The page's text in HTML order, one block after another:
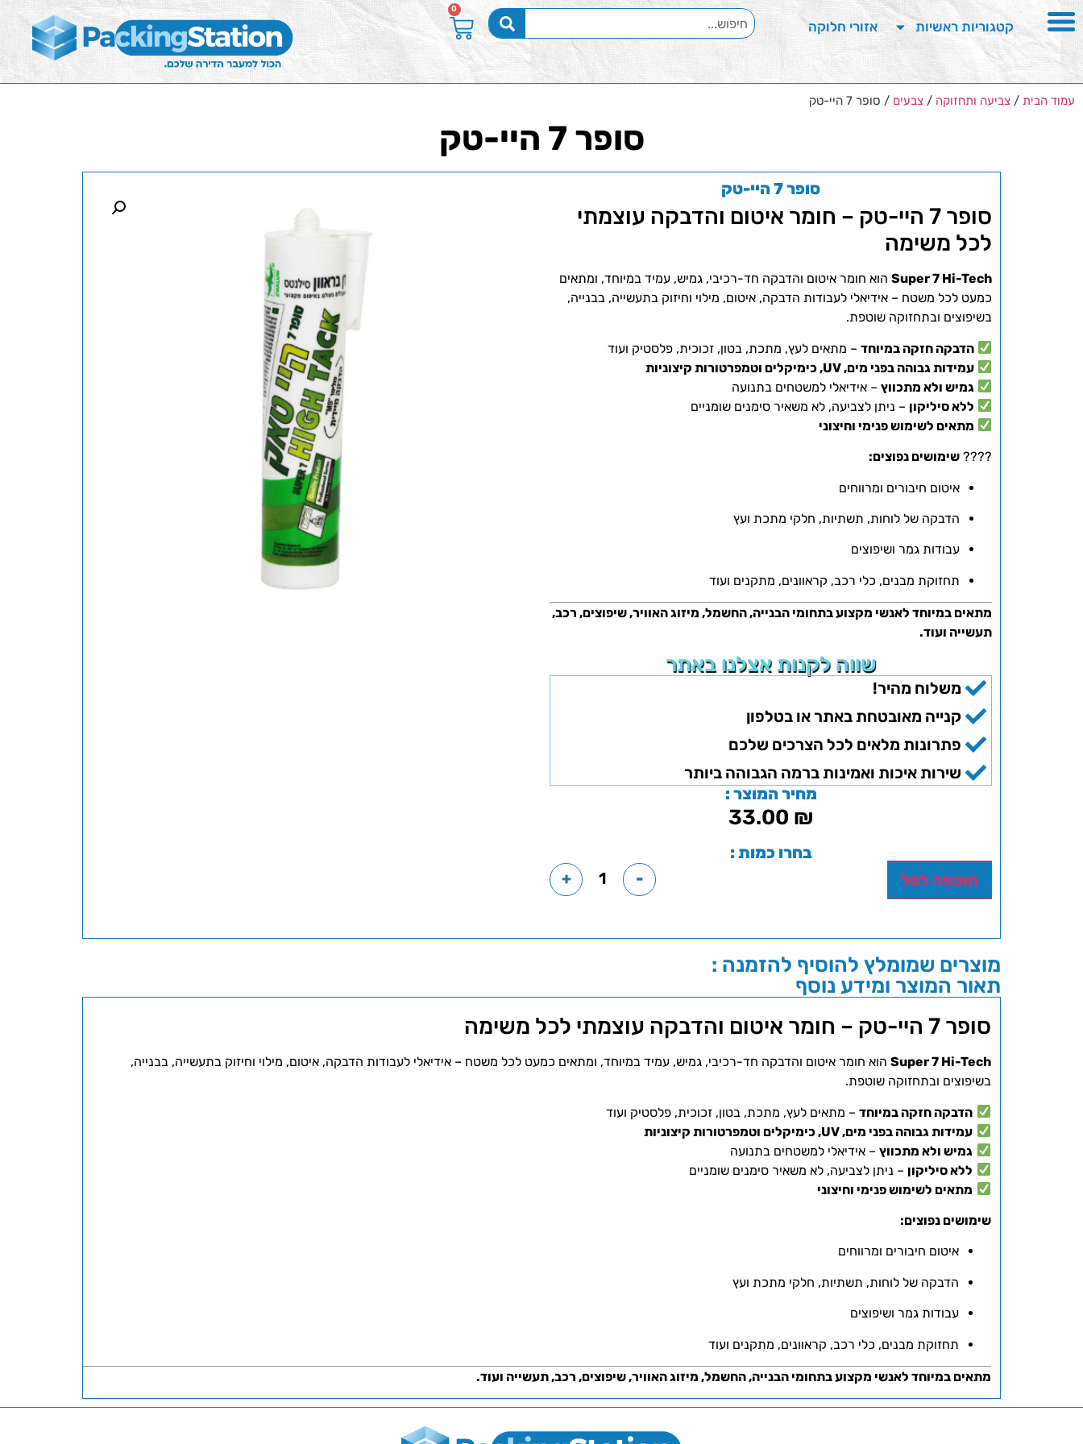
קטגוריות ראשיות אזורי חלוקה
0
עמוד הבית / צביעה ותחזוקה / צבעים / סופר 7 היי-טק
סופר 7 היי-טק
סופר 7 היי-טק
סופר 7 היי-טק – חומר איטום והדבקה עוצמתי
לכל משימה
Super 7 Hi-Tech הוא חומר איטום והדבקה חד-רכיבי, גמיש, עמיד במיוחד, ומתאים
כמעט לכל משטח – אידיאלי לעבודות הדבקה, איטום, מילוי וחיזוק בתעשייה, בבנייה,
בשיפוצים ובתחזוקה שוטפת.
הדבקה חזקה במיוחד – מתאים לעץ, מתכת, בטון, זכוכית, פלסטיק ועוד
עמידות גבוהה בפני מים, UV, כימיקלים וטמפרטורות קיצוניות
גמיש ולא מתכווץ – אידיאלי למשטחים בתנועה
ללא סיליקון – ניתן לצביעה, לא משאיר סימנים שומניים
מתאים לשימוש פנימי וחיצוני
????️ שימושים נפוצים:
איטום חיבורים ומרווחים
הדבקה של לוחות, תשתיות, חלקי מתכת ועץ
עבודות גמר ושיפוצים
תחזוקת מבנים, כלי רכב, קראוונים, מתקנים ועוד
מתאים במיוחד לאנשי מקצוע בתחומי הבנייה, החשמל, מיזוג האוויר, שיפוצים, רכב,
תעשייה ועוד.
שווה לקנות אצלנו באתר
משלוח מהיר!
קנייה מאובטחת באתר או בטלפון
פתרונות מלאים לכל הצרכים שלכם
שירות איכות ואמינות ברמה הגבוהה ביותר
מחיר המוצר :
33.00 ₪
בחרו כמות :
-
+ הוספה לסל
מוצרים שמומלץ להוסיף להזמנה :
תאור המוצר ומידע נוסף
סופר 7 היי-טק – חומר איטום והדבקה עוצמתי לכל משימה
Super 7 Hi-Tech הוא חומר איטום והדבקה חד-רכיבי, גמיש, עמיד במיוחד, ומתאים כמעט לכל משטח – אידיאלי לעבודות הדבקה, איטום, מילוי וחיזוק בתעשייה, בבנייה,
בשיפוצים ובתחזוקה שוטפת.
הדבקה חזקה במיוחד– מתאים לעץ, מתכת, בטון, זכוכית, פלסטיק ועוד
עמידות גבוהה בפני מים, UV, כימיקלים וטמפרטורות קיצוניות
גמיש ולא מתכווץ– אידיאלי למשטחים בתנועה
ללא סיליקון – ניתן לצביעה, לא משאיר סימנים שומניים
מתאים לשימוש פנימי וחיצוני
שימושים נפוצים:
איטום חיבורים ומרווחים
הדבקה של לוחות, תשתיות, חלקי מתכת ועץ
עבודות גמר ושיפוצים
תחזוקת מבנים, כלי רכב, קראוונים, מתקנים ועוד
מתאים במיוחד לאנשי מקצוע בתחומי הבנייה, החשמל, מיזוג האוויר, שיפוצים, רכב, תעשייה ועוד.